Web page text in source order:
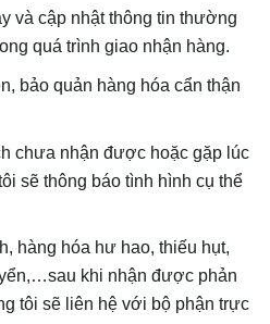
và cập nhật thông tin thường
quá trình giao nhận hàng.
bảo quản hàng hóa cẩn thận
chưa nhận được hoặc gặp lúc
sẽ thông báo tình hình cụ thể
hàng hóa hư hao, thiếu hụt,
khi nhận được phản
tôi sẽ liên hệ với bộ phận trực